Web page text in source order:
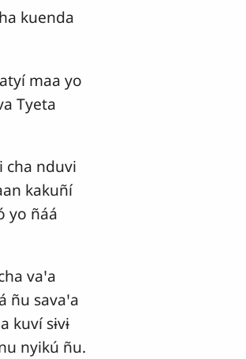
kuenda
maa yo
Tyeta
cha nduvi
kakuñí
yo ñáá
vaꞌa
ñu savaꞌa
kuví sɨvɨ
nyikú ñu.